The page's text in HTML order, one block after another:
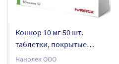
Конкор 10 мг 50 шт.
таблетки, покрытые
пленочной оболочкой
Нанолек ООО